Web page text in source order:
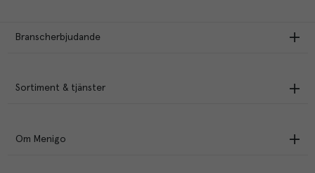
Branscherbjudande
Sortiment & tjänster
Om Menigo